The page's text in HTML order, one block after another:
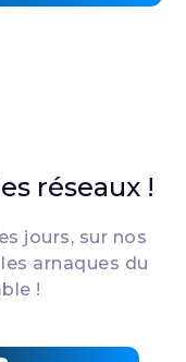
réseaux !
jours, sur nos
arnaques du
!